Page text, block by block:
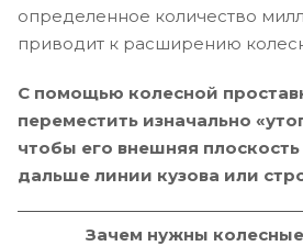
определенное количество
приводит к расширению
С помощью колесной
переместить изначально
чтобы его внешняя
дальше линии кузова или
Зачем нужны